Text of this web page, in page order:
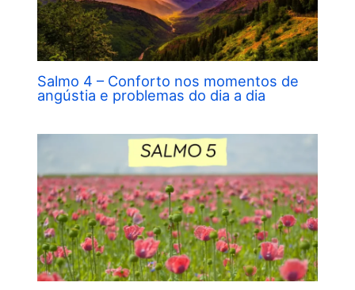
Salmo 4 – Conforto nos momentos de
angústia e problemas do dia a dia